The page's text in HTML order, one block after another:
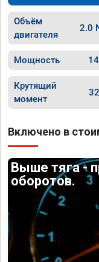
Объём
двигателя
2.0
Мощность
Крутящий
момент
Включено в
Выше тяга -
оборотов.